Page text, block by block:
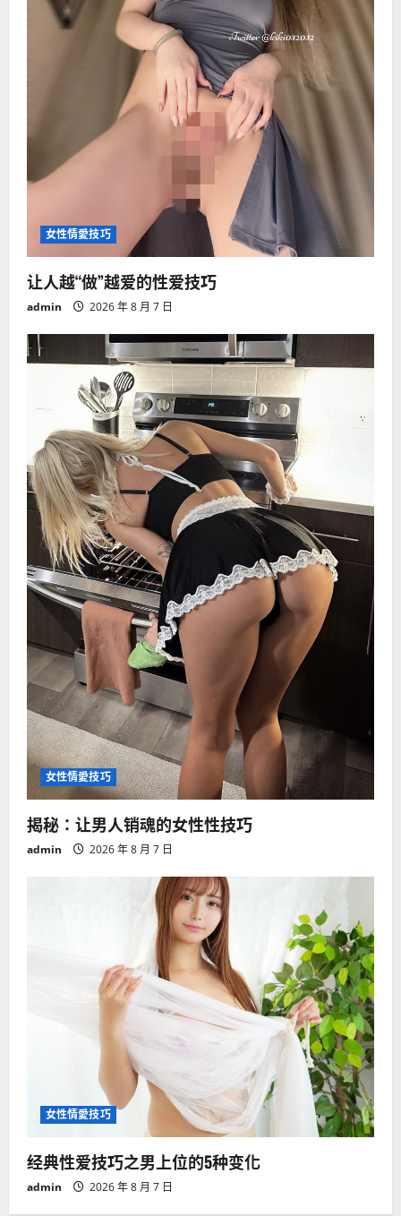
女性情愛技巧
让人越“做”越爱的性爱技巧
admin 2026 年 8 月 7 日
女性情愛技巧
揭秘：让男人销魂的女性性技巧
admin 2026 年 8 月 7 日
女性情愛技巧
经典性爱技巧之男上位的5种变化
admin 2026 年 8 月 7 日